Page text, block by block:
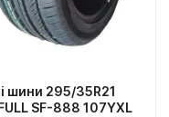
шини 295/35R21
SF-888 107YXL